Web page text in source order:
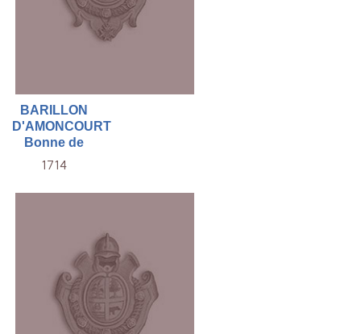
BARILLON
D'AMONCOURT
Bonne de
1714